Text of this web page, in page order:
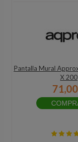
Pantalla Mural
X 200